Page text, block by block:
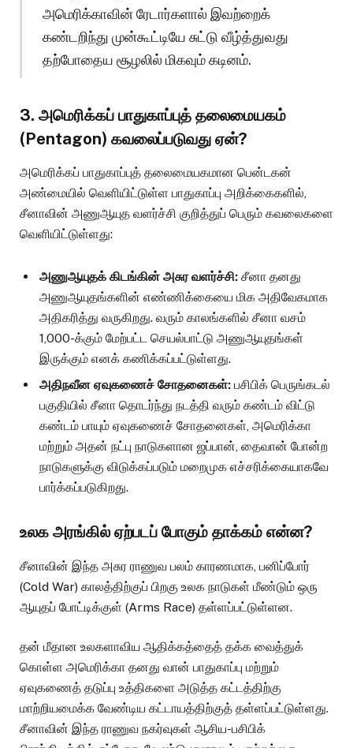
அமெரிக்காவின் ரேடார்களால் இவற்றைக்
கண்டறிந்து முன்கூட்டியே சுட்டு வீழ்த்துவது
தற்போதைய சூழலில் மிகவும் கடினம்.
3. அமெரிக்கப் பாதுகாப்புத் தலைமையகம்
(Pentagon) கவலைப்படுவது ஏன்?
அமெரிக்கப் பாதுகாப்புத் தலைமையகமான பென்டகன்
அண்மையில் வெளியிட்டுள்ள பாதுகாப்பு அறிக்கைகளில்,
சீனாவின் அணுஆயுத வளர்ச்சி குறித்துப் பெரும் கவலைகளை
வெளியிட்டுள்ளது:
அணுஆயுதக் கிடங்கின் அசுர வளர்ச்சி: சீனா தனது
அணுஆயுதங்களின் எண்ணிக்கையை மிக அதிவேகமாக
அதிகரித்து வருகிறது. வரும் காலங்களில் சீனா வசம்
1,000-க்கும் மேற்பட்ட செயல்பாட்டு அணுஆயுதங்கள்
இருக்கும் எனக் கணிக்கப்பட்டுள்ளது.
அதிநவீன ஏவுகணைச் சோதனைகள்: பசிபிக் பெருங்கடல்
பகுதியில் சீனா தொடர்ந்து நடத்தி வரும் கண்டம் விட்டு
கண்டம் பாயும் ஏவுகணைச் சோதனைகள், அமெரிக்கா
மற்றும் அதன் நட்பு நாடுகளான ஜப்பான், தைவான் போன்ற
நாடுகளுக்கு விடுக்கப்படும் மறைமுக எச்சரிக்கையாகவே
பார்க்கப்படுகிறது.
உலக அரங்கில் ஏற்படப் போகும் தாக்கம் என்ன?
சீனாவின் இந்த அசுர ராணுவ பலம் காரணமாக, பனிப்போர்
(Cold War) காலத்திற்குப் பிறகு உலக நாடுகள் மீண்டும் ஒரு
ஆயுதப் போட்டிக்குள் (Arms Race) தள்ளப்பட்டுள்ளன.
தன் மீதான உலகளாவிய ஆதிக்கத்தைத் தக்க வைத்துக்
கொள்ள அமெரிக்கா தனது வான் பாதுகாப்பு மற்றும்
ஏவுகணைத் தடுப்பு உத்திகளை அடுத்த கட்டத்திற்கு
மாற்றியமைக்க வேண்டிய கட்டாயத்திற்குத் தள்ளப்பட்டுள்ளது.
சீனாவின் இந்த ராணுவ நகர்வுகள் ஆசிய-பசிபிக்